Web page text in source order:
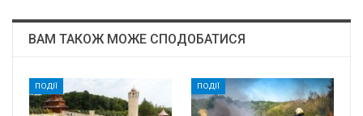
ВАМ ТАКОЖ МОЖЕ СПОДОБАТИСЯ
ПОДІЇ ПОДІЇ